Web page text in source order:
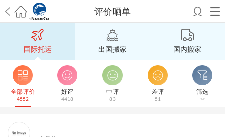
评价晒单
希望邮寄国际包裹顺利，从广州市国际快递邮寄到新西兰哪个公司好？
澳洲海运搬家回广州报关清关要怎么做？注意事项有哪些？ 青岛市国际
搬家服务到美国，搬家公司有哪些搬家方案？
大连市国际搬家服务到中
国台湾是一种怎样的体验？有人分享搬家经历吗？从长沙市国际快递邮
寄到韩国有哪些国际快递方式？用哪种好？
法国家具国际海运回国的方
法有哪些？具体怎么操作？
国际搬家：家具海运到奥克兰怎么样能省
跨国搬家服务：扬州跨国搬家到加拿大怎么更有保障？
新冠疫情会
输到澳大利亚，移民如何跨国搬家？
国际托运 出国搬家 国内搬家
全部评价
4552
好评
4418
中评
83
差评
51
筛选